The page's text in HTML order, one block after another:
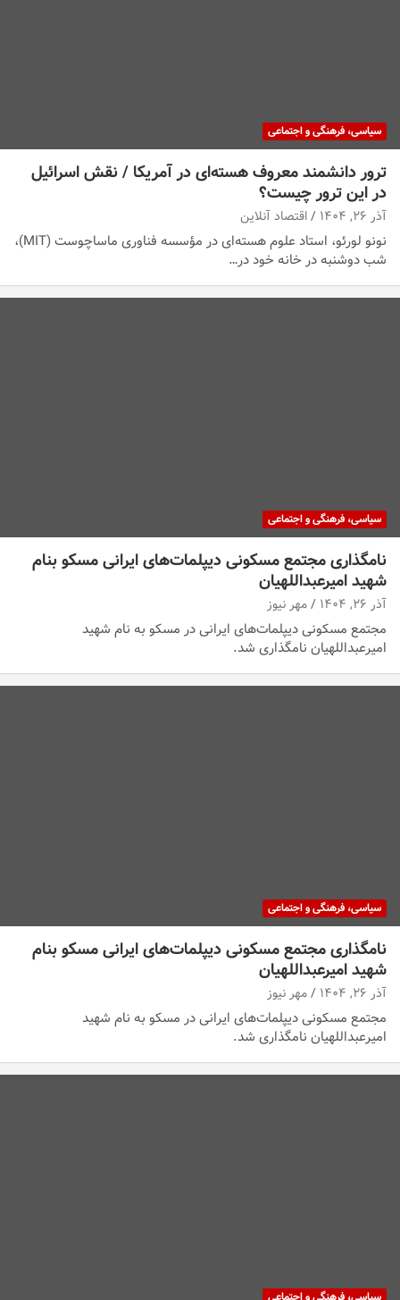
سیاسی، فرهنگی و اجتماعی
ترور دانشمند معروف هسته‌ای در آمریکا / نقش اسرائیل
در این ترور چیست؟
آذر ۲۶, ۱۴۰۴ اقتصاد آنلاین
نونو لورئو، استاد علوم هسته‌ای در مؤسسه فناوری ماساچوست (MIT)،
شب دوشنبه در خانه خود در…
سیاسی، فرهنگی و اجتماعی
نامگذاری مجتمع مسکونی دیپلمات‌های ایرانی مسکو بنام
شهید امیرعبداللهیان
آذر ۲۶, ۱۴۰۴ مهر نیوز
مجتمع مسکونی دیپلمات‌های ایرانی در مسکو به نام شهید
امیرعبداللهیان نامگذاری شد.
سیاسی، فرهنگی و اجتماعی
نامگذاری مجتمع مسکونی دیپلمات‌های ایرانی مسکو بنام
شهید امیرعبداللهیان
آذر ۲۶, ۱۴۰۴ مهر نیوز
مجتمع مسکونی دیپلمات‌های ایرانی در مسکو به نام شهید
امیرعبداللهیان نامگذاری شد.